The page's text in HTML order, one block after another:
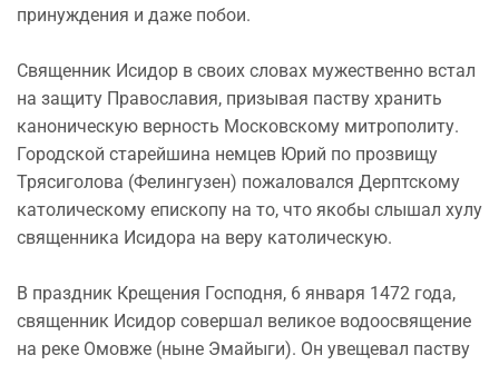
принуждения и даже побои.
Священник Исидор в своих словах мужественно встал
на защиту Православия, призывая паству хранить
каноническую верность Московскому митрополиту.
Городской старейшина немцев Юрий по прозвищу
Трясиголова (Фелингузен) пожаловался Дерптскому
католическому епископу на то, что якобы слышал хулу
священника Исидора на веру католическую.
В праздник Крещения Господня, 6 января 1472 года,
священник Исидор совершал великое водоосвящение
на реке Омовже (ныне Эмайыги). Он увещевал паству